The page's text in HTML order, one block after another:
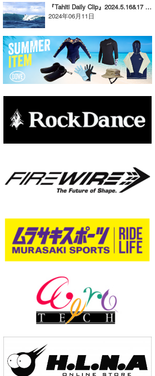
『Tahiti Daily Clip』2024.5.16&17 @ Tahiti
2024年06月11日
三輪予報士
小川予報士
上田純子
上條将美
唐澤予報士
SancheZ
wanda
予報士 hiro.
Mr.K
chappy